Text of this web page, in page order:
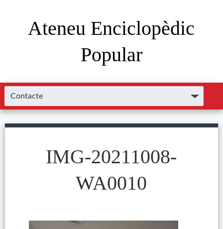
Ateneu Enciclopèdic
Popular
IMG-20211008-
WA0010